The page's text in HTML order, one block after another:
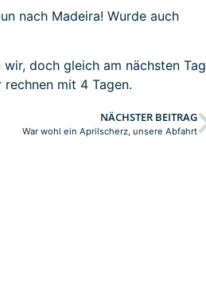
nach Madeira! Wurde auch
doch gleich am nächsten Tag
mit 4 Tagen.
NÄCHSTER BEITRAG
War wohl ein Aprilscherz, unsere Abfahrt